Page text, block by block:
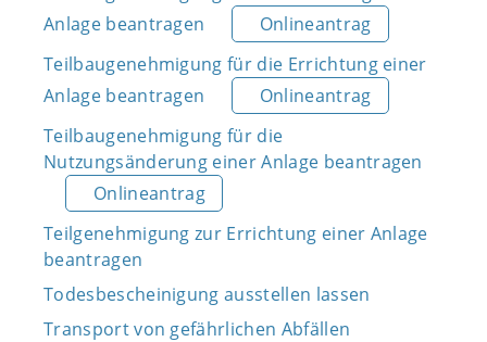
Anlage beantragen
Onlineantrag
Teilbaugenehmigung für die Errichtung einer
Anlage beantragen
Onlineantrag
Teilbaugenehmigung für die
Nutzungsänderung einer Anlage beantragen
Onlineantrag
Teilgenehmigung zur Errichtung einer Anlage
beantragen
Todesbescheinigung ausstellen lassen
Transport von gefährlichen Abfällen